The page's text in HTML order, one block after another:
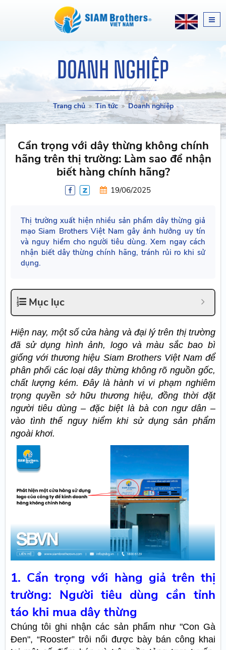
DOANH NGHIỆP
Trang chủ Tin tức Doanh nghiệp
Cẩn trọng với dây thừng không chính
hãng trên thị trường: Làm sao để nhận
biết hàng chính hãng?
19/06/2025
Thị trường xuất hiện nhiều sản phẩm dây thừng giả
mạo Siam Brothers Việt Nam gây ảnh hưởng uy tín
và nguy hiểm cho người tiêu dùng. Xem ngay cách
nhận biết dây thừng chính hãng, tránh rủi ro khi sử
dụng.
Mục lục
Hiện nay, một số cửa hàng và đại lý trên thị trường
đã sử dụng hình ảnh, logo và màu sắc bao bì
giống với thương hiệu Siam Brothers Việt Nam để
phân phối các loại dây thừng không rõ nguồn gốc,
chất lượng kém. Đây là hành vi vi phạm nghiêm
trọng quyền sở hữu thương hiệu, đồng thời đặt
người tiêu dùng – đặc biệt là bà con ngư dân –
vào tình thế nguy hiểm khi sử dụng sản phẩm
ngoài khơi.
1. Cẩn trọng với hàng giả trên thị
trường: Người tiêu dùng cần tỉnh
táo khi mua dây thừng
Chúng tôi ghi nhận các sản phẩm như "Con Gà
Đen", “Rooster” trôi nổi được bày bán công khai